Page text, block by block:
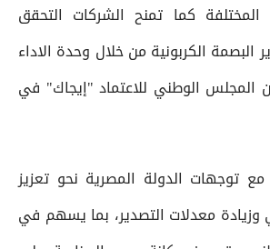
المختلفة كما تمنح الشركات التحقق
البصمة الكربونية من خلال وحدة الاداء
المجلس الوطني للاعتماد "إيجاك" في
توجهات الدولة المصرية نحو تعزيز
وزيادة معدلات التصدير، بما يسهم في